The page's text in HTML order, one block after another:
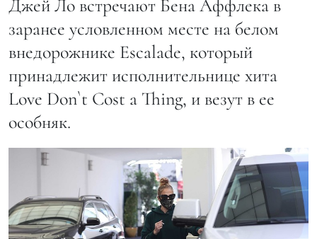
Джей Ло встречают Бена Аффлека в
заранее условленном месте на белом
внедорожнике Escalade, который
принадлежит исполнительнице хита
Love Don`t Cost a Thing, и везут в ее
особняк.